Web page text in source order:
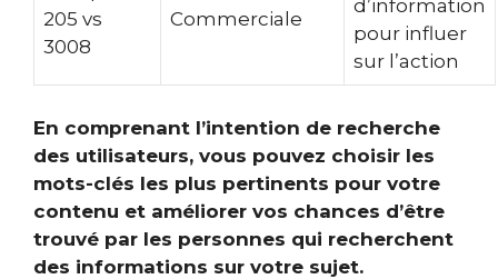
205 vs
3008
Commerciale
d’information
pour influer
sur l’action
En comprenant l’intention de recherche
des utilisateurs, vous pouvez choisir les
mots-clés les plus pertinents pour votre
contenu et améliorer vos chances d’être
trouvé par les personnes qui recherchent
des informations sur votre sujet.